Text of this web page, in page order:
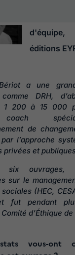
éditions
a une
DRH,
1 200 à 15 000
de changem
l’approche
privées et
six
sur le
(HEC,
pendant
d’Éthique
vous-